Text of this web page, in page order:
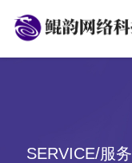
SERVICE/服务